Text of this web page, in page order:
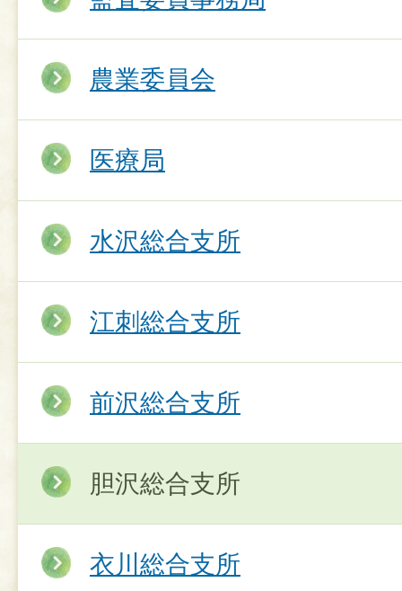
農業委員会
医療局
水沢総合支所
江刺総合支所
前沢総合支所
胆沢総合支所
衣川総合支所